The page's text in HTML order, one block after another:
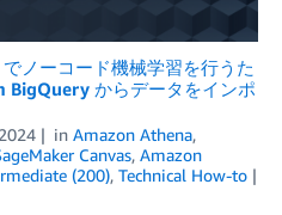
ノーコード機械学習を行うた
からデータをインポ
in Amazon Athena,
Canvas, Amazon
(200), Technical How-to